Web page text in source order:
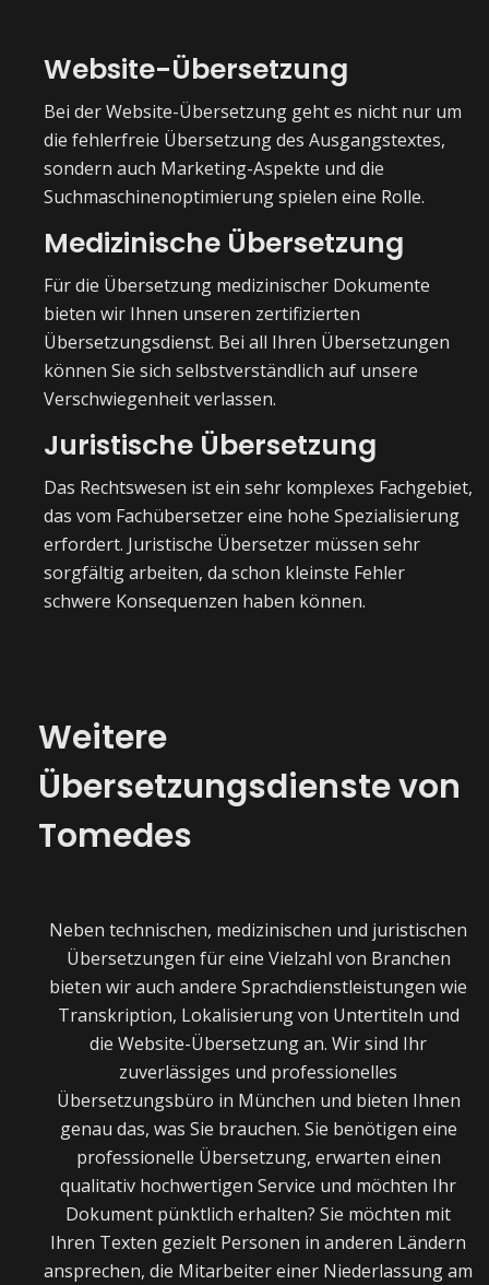
Website-Übersetzung
Bei der Website-Übersetzung geht es nicht nur um
die fehlerfreie Übersetzung des Ausgangstextes,
sondern auch Marketing-Aspekte und die
Suchmaschinenoptimierung spielen eine Rolle.
Medizinische Übersetzung
Für die Übersetzung medizinischer Dokumente
bieten wir Ihnen unseren zertifizierten
Übersetzungsdienst. Bei all Ihren Übersetzungen
können Sie sich selbstverständlich auf unsere
Verschwiegenheit verlassen.
Juristische Übersetzung
Das Rechtswesen ist ein sehr komplexes Fachgebiet,
das vom Fachübersetzer eine hohe Spezialisierung
erfordert. Juristische Übersetzer müssen sehr
sorgfältig arbeiten, da schon kleinste Fehler
schwere Konsequenzen haben können.
Weitere
Übersetzungsdienste von
Tomedes
Neben technischen, medizinischen und juristischen
Übersetzungen für eine Vielzahl von Branchen
bieten wir auch andere Sprachdienstleistungen wie
Transkription, Lokalisierung von Untertiteln und
die Website-Übersetzung an. Wir sind Ihr
zuverlässiges und professionelles
Übersetzungsbüro in München und bieten Ihnen
genau das, was Sie brauchen. Sie benötigen eine
professionelle Übersetzung, erwarten einen
qualitativ hochwertigen Service und möchten Ihr
Dokument pünktlich erhalten? Sie möchten mit
Ihren Texten gezielt Personen in anderen Ländern
ansprechen, die Mitarbeiter einer Niederlassung am